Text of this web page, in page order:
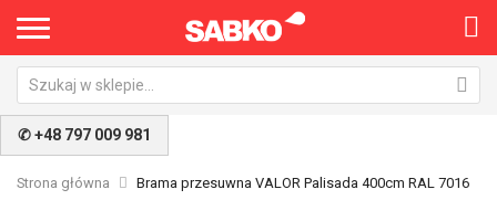
✆ +48 797 009 981
Strona główna Brama przesuwna VALOR Palisada 400cm RAL 7016